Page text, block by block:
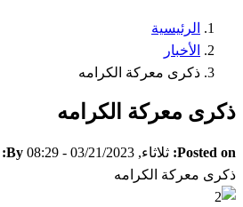
الرئيسية
الأخبار
ذكرى معركة الكرامه
معركة الكرامه
ثلاثاء, 03/21/2023 - 08:29 By:
معركة الكرامه